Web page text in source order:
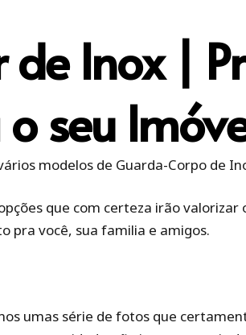
de Inox |
seu
modelos de Guarda-Corpo de
que com certeza irão
pra você, sua familia e amigos.
umas série de fotos que